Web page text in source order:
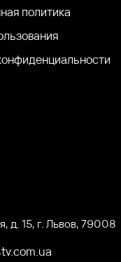
политика
д. 15, г. Львов, 79008